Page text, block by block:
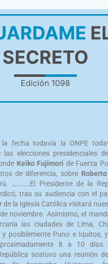
SECRETO
Edición 1098
la fecha todavía la ONPE
elecciones presidenciales
Keiko Fujimori de Fuerza
de diferencia, sobre
…………El Presidente de la
tras su audiencia con el
de la Iglesia Católica visitará
noviembre. Asimismo, el
las ciudades de Lima,
y posiblemente Puno e Iquitos,
8 a 10 días.
sostuvo una reunión